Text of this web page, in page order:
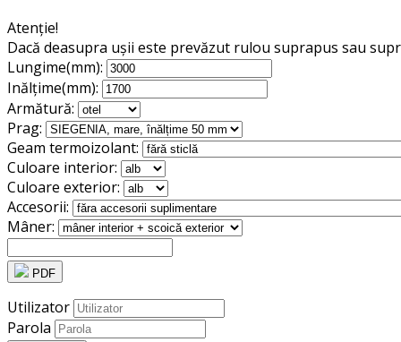
Atenție!
Dacă deasupra ușii este prevăzut rulou suprapus sau
Lungime(mm):
Inălțime(mm):
Armătură:
Prag:
Geam termoizolant:
Culoare interior:
Culoare exterior:
Accesorii:
Mâner:
PDF
Utilizator
Parola